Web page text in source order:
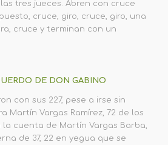
tres jueces. Abren con cruce
cruce, giro, cruce, giro, una
cruce y terminan con un
DE DON GABINO
con sus 227, pese a irse sin
Martín Vargas Ramírez, 72 de los
la cuenta de Martín Vargas Barba,
de 37, 22 en yegua que se